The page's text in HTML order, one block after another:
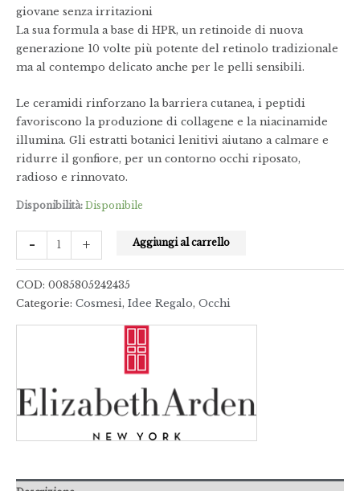
giovane senza irritazioni
La sua formula a base di HPR, un retinoide di nuova
generazione 10 volte più potente del retinolo tradizionale
ma al contempo delicato anche per le pelli sensibili.
Le ceramidi rinforzano la barriera cutanea, i peptidi
favoriscono la produzione di collagene e la niacinamide
illumina. Gli estratti botanici lenitivi aiutano a calmare e
ridurre il gonfiore, per un contorno occhi riposato,
radioso e rinnovato.
Disponibilità: Disponibile
- + Aggiungi al carrello
COD: 0085805242435
Categorie: Cosmesi, Idee Regalo, Occhi